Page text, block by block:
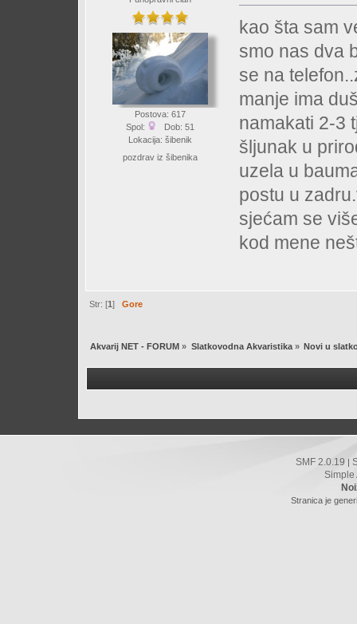
Postova: 617
Spol:
Dob: 51
Lokacija: šibenik
pozdrav iz šibenika
kao šta sam
smo nas dva
se na
manje ima
namakati 2-3
šljunak u
uzela u
postu u
sjećam se
kod mene
Str: [1]Gore
Akvarij NET - FORUM » Slatkovodna Akvaristika» Novi u
SMF 2.0.19 |
Simple
Stranica je